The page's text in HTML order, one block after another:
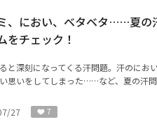
、におい、ベタベタ……夏
をチェック！
と深刻になってくる汗問題。汗のにお
思いをしてしまった……など、夏の汗
27 7